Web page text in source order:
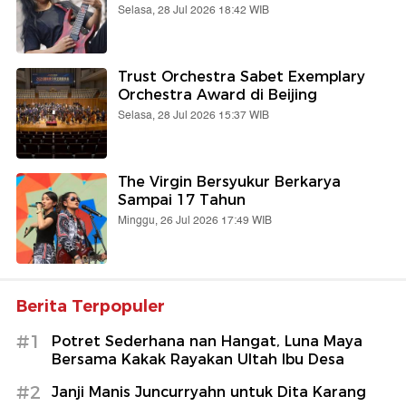
Selasa, 28 Jul 2026 18:42 WIB
Trust Orchestra Sabet Exemplary
Orchestra Award di Beijing
Selasa, 28 Jul 2026 15:37 WIB
The Virgin Bersyukur Berkarya
Sampai 17 Tahun
Minggu, 26 Jul 2026 17:49 WIB
Berita Terpopuler
#1
Potret Sederhana nan Hangat, Luna Maya
Bersama Kakak Rayakan Ultah Ibu Desa
#2 Janji Manis Juncurryahn untuk Dita Karang